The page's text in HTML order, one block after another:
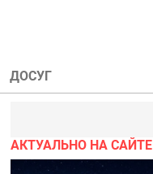
ДОСУГ
АКТУАЛЬНО НА САЙТЕ